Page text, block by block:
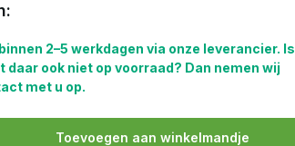
2–5 werkdagen via onze leverancier. Is
daar ook niet op voorraad? Dan nemen wij
met u op.
Toevoegen aan winkelmandje